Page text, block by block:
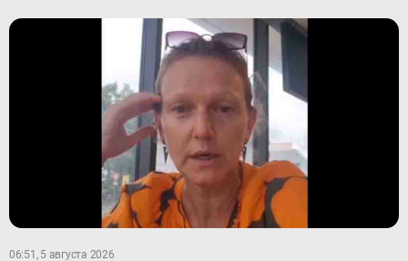
06:51, 5 августа 2026